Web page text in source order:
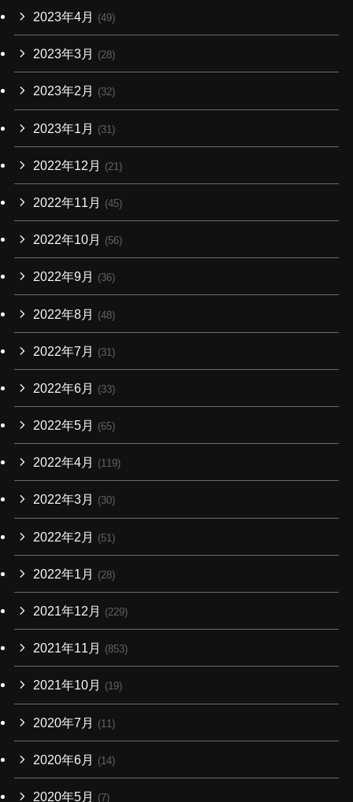
2023年4月 (49)
2023年3月 (28)
2023年2月 (32)
2023年1月 (31)
2022年12月 (21)
2022年11月 (45)
2022年10月 (56)
2022年9月 (36)
2022年8月 (48)
2022年7月 (31)
2022年6月 (33)
2022年5月 (65)
2022年4月 (119)
2022年3月 (30)
2022年2月 (51)
2022年1月 (28)
2021年12月 (229)
2021年11月 (853)
2021年10月 (19)
2020年7月 (11)
2020年6月 (14)
2020年5月 (7)